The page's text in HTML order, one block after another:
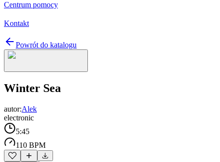
Centrum pomocy
Kontakt
Powrót do katalogu
Winter Sea
autor:Alek
electronic
5:45
110 BPM